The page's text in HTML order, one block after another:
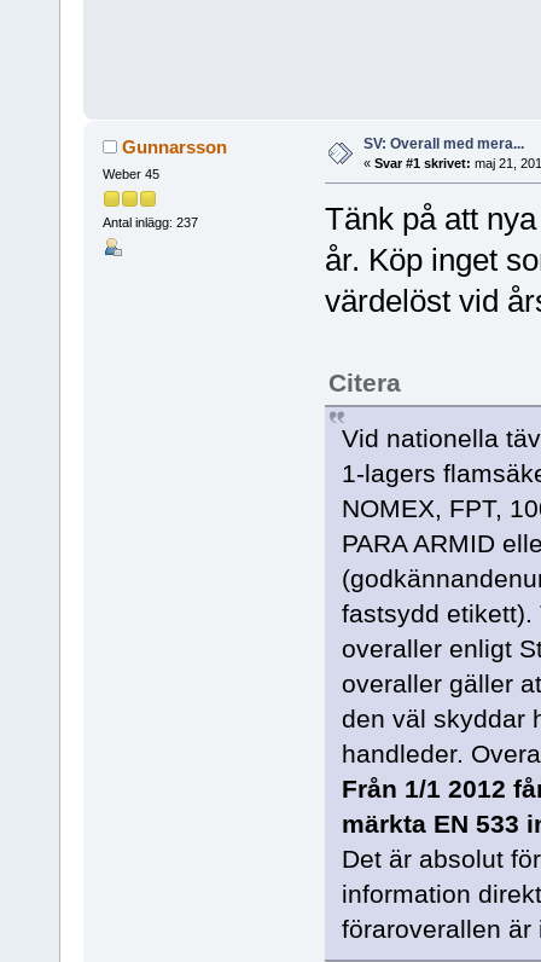
Gunnarsson
Weber 45
Antal inlägg: 237
SV: Overall med mera...
« Svar #1 skrivet: maj 21,
Tänk på att
år. Köp inget
värdelöst vid
Citera
Vid nationella
1-lagers
NOMEX, FPT,
PARA ARMID
fastsydd etikett).
overaller enligt
overaller gäller
den väl skyddar
handleder.
Från 1/1 2012
märkta EN 533
Det är absolut
information
föraroverallen är